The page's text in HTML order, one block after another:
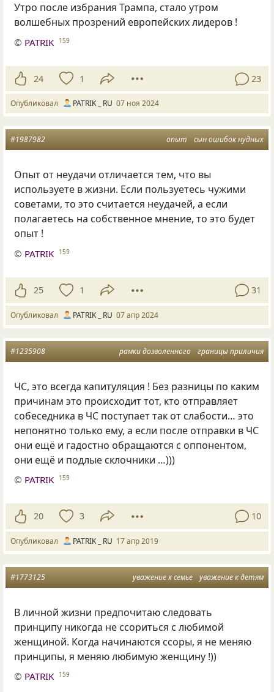
Утро после избрания Трампа, стало утром
волшебных прозрений европейских лидеров !
© PATRIK 159
24 1 23
Опубликовал PATRIK _ RU 07 ноя 2024
опыт сын ошибок нудных
#1987982
Опыт от неудачи отличается тем, что вы
используете в жизни. Если пользуетесь чужими
советами, то это считается неудачей, а если
полагаетесь на собственное мнение, то это будет
опыт !
© PATRIK 159
25 1 31
Опубликовал PATRIK _ RU 07 апр 2024
рамки дозволенного границы приличия
#1235908
ЧС, это всегда капитуляция ! Без разницы по каким
причинам это происходит тот, кто отправляет
собеседника в ЧС поступает так от слабости… это
непонятно только ему, а если после отправки в ЧС
они ещё и гадостно обращаются с оппонентом,
они ещё и подлые склочники …)))
© PATRIK 159
20 3 10
Опубликовал PATRIK _ RU 17 апр 2019
уважение к семье уважение к детям
#1773125
В личной жизни предпочитаю следовать
принципу никогда не ссориться с любимой
женщиной. Когда начинаются ссоры, я не меняю
принципы, я меняю любимую женщину !))
© PATRIK 159